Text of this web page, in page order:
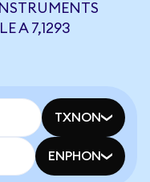
A 7,1293
TXNON
ENPHON